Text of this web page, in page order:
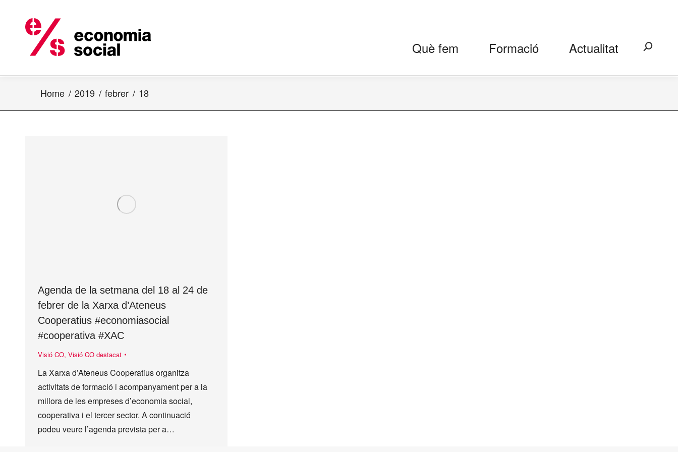
Què fem Formació Actualitat Search:
Home 2019 febrer 18
Agenda de la setmana del 18 al 24 de
febrer de la Xarxa d’Ateneus
Cooperatius #economiasocial
#cooperativa #XAC
Visió CO, Visió CO destacat
La Xarxa d’Ateneus Cooperatius organitza
activitats de formació i acompanyament per a la
millora de les empreses d’economia social,
cooperativa i el tercer sector. A continuació
podeu veure l’agenda prevista per a…